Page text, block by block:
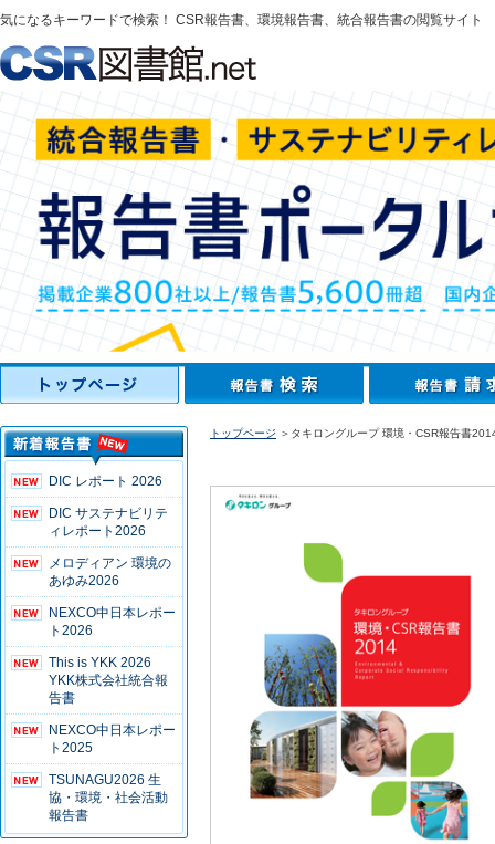
気になるキーワードで検索！ CSR報告書、環境報告書、統合報告書の閲覧サイト
DIC レポート 2026
DIC サステナビリテ
ィレポート2026
メロディアン 環境の
あゆみ2026
NEXCO中日本レポー
ト2026
This is YKK 2026
YKK株式会社統合報
告書
NEXCO中日本レポー
ト2025
TSUNAGU2026 生
協・環境・社会活動
報告書
トップページ ＞タキロングループ 環境・CSR報告書